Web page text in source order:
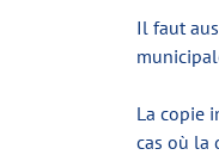
Il faut
La copie
cas où la